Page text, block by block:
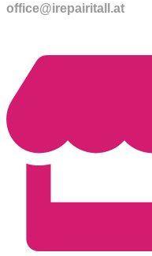
office@irepairitall.at